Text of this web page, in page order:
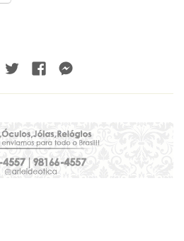
Whatsapp
TwitterFacebook